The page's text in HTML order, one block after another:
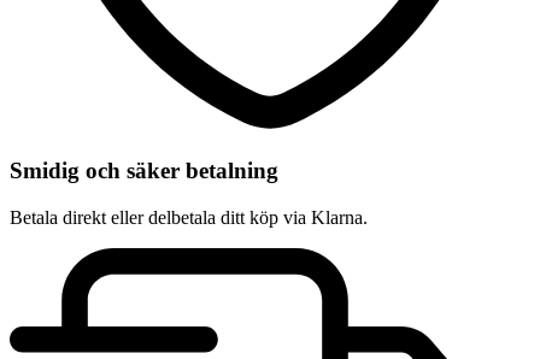
Smidig och säker betalning
Betala direkt eller delbetala ditt köp via Klarna.